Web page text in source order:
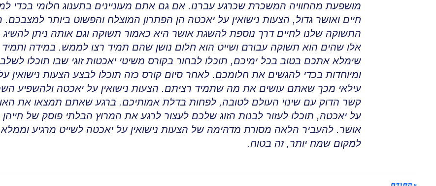
מושפעת מהחוויה המשכרת שכרגע עברנו. אם גם אתם מעוניינים בתענוג חלומי
חיים ואושר גדול, הצעות נישואין על יאכטה הן הפתרון המוצלח והפשוט ביותר למצבכם.
התשוקה שלנו לחיים דרך נוספת להשגת אושר היא כאמור תשוקה וגם אותה ניתן להשיג
אלו שהים הוא תשוקה עבורם ושייט הוא חלום נושן שהם תמיד רצו לממש. במידה
שימלא אתכם בטוב בכל ימיכם, תוכלו לבחור בקורס משיטי יאכטות זוגי שבו תוכלו
ומיוחדות בכדי להגשים את חלומכם. לאחר סיום קורס כזה תוכלו לבצע הצעות נישואין
עילאי מכך שאתם עושים את מה שתמיד רציתם. הצעות נישואין על יאכטה ולהשפיע
קשר הדוק עם שינוי העולם לטובה, לפחות בדלת אמותיכם. ברגע שאתם תמצאו את
על יאכטה, תוכלו לעזור לבנות הזוג שלכם לעצור לרגע את המרוץ הבלתי פוסק של
אושר. להעביר הלאה מסורת מדהימה של הצעות נישואין על יאכטה לשייט מרגיע
למקום שמח יותר, זה בטוח.